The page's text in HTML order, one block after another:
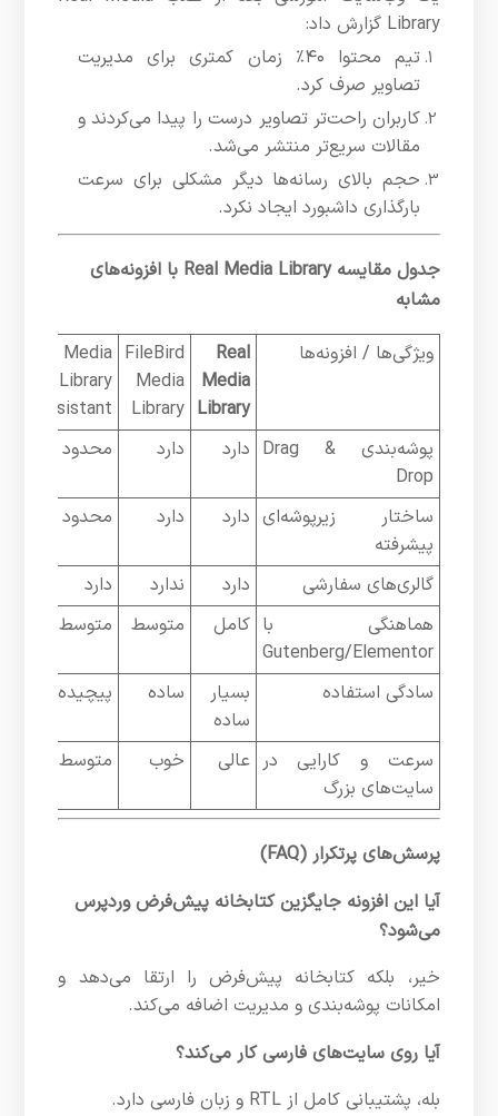
Library گزارش داد:
تیم محتوا ۴۰٪ زمان کمتری برای مدیریت
تصاویر صرف کرد.
کاربران راحت‌تر تصاویر درست را پیدا می‌کردند و
مقالات سریع‌تر منتشر می‌شد.
حجم بالای رسانه‌ها دیگر مشکلی برای سرعت
بارگذاری داشبورد ایجاد نکرد.
جدول مقایسه Real Media Library با افزونه‌های
مشابه
ویژگی‌ها / افزونه‌ها
Real
Media
Library
FileBird
Media
Library
Media
Library
Assistant
پوشه‌بندی Drag &
Drop
دارد دارد محدود
ساختار زیرپوشه‌ای
پیشرفته
دارد دارد محدود
گالری‌های سفارشی دارد ندارد
دارد
هماهنگی با
Gutenberg/Elementor
کامل متوسط متوسط
سادگی استفاده
بسیار
ساده
ساده پیچیده
سرعت و کارایی در
سایت‌های بزرگ
عالی خوب متوسط
پرسش‌های پرتکرار (FAQ)
آیا این افزونه جایگزین کتابخانه پیش‌فرض وردپرس
می‌شود؟
خیر، بلکه کتابخانه پیش‌فرض را ارتقا می‌دهد و
امکانات پوشه‌بندی و مدیریت اضافه می‌کند.
آیا روی سایت‌های فارسی کار می‌کند؟
بله، پشتیبانی کامل از RTL و زبان فارسی دارد.